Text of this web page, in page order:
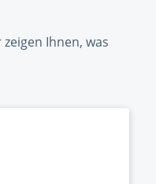
zeigen Ihnen, was